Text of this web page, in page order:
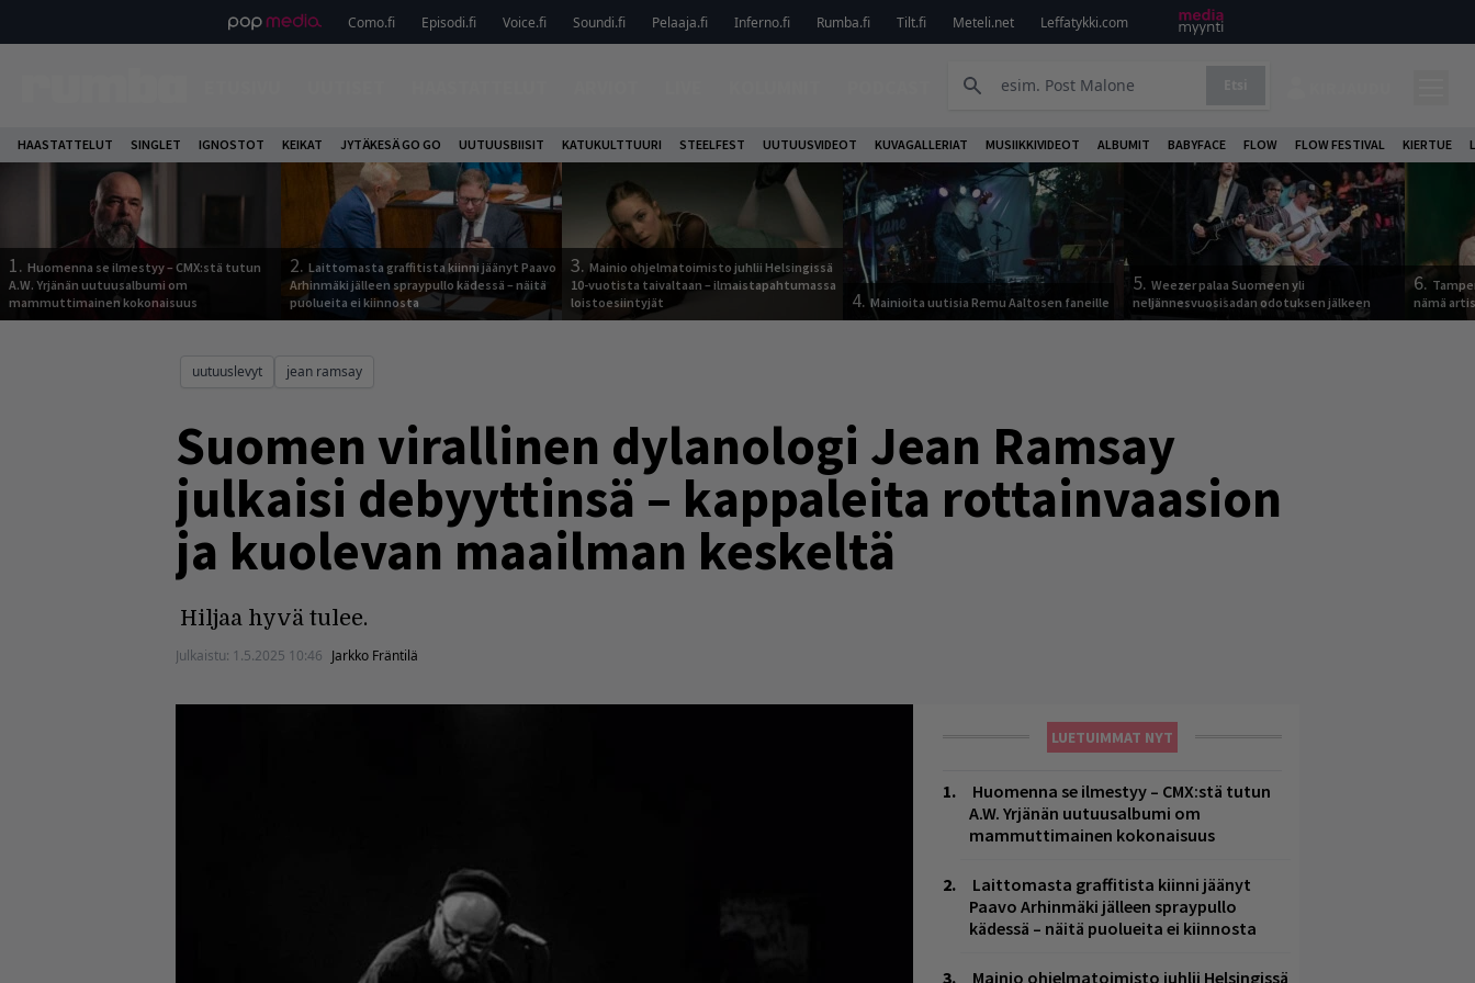
Como.fi Episodi.fi Voice.fi Soundi.fi Pelaaja.fi Inferno.fi Rumba.fi Tilt.fi Meteli.net Leffatykki.com
HAASTATTELUT SINGLET IGNOSTOT KEIKAT JYTÄKESÄ GO GO UUTUUSBIISIT KATUKULTTUURI STEELFEST UUTUUSVIDEOT KUVAGALLERIAT MUSIIKKIVIDEOT ALBUMIT BABYFACE FLOW FLOW FESTIVAL KIERTUE
1. Huomenna se ilmestyy – CMX:stä tutun
A.W. Yrjänän uutuusalbumi om
mammuttimainen kokonaisuus
2. Laittomasta graffitista kiinni jäänyt Paavo
Arhinmäki jälleen spraypullo kädessä – näitä
puolueita ei kiinnosta
3. Mainio ohjelmatoimisto juhlii Helsingissä
10-vuotista taivaltaan – ilmaistapahtumassa
loistoesiintyjät
4.Mainioita uutisia Remu Aaltosen faneille
5. Weezer palaa Suomeen yli
neljännesvuosisadan odotuksen jälkeen
6.
nämä
uutuuslevyt jean ramsay
Suomen virallinen dylanologi Jean Ramsay
julkaisi debyyttinsä – kappaleita rottainvaasion
ja kuolevan maailman keskeltä
Hiljaa hyvä tulee.
Julkaistu: 1.5.2025 10:46 Jarkko Fräntilä
LUETUIMMAT NYT
Huomenna se ilmestyy – CMX:stä tutun
A.W. Yrjänän uutuusalbumi om
mammuttimainen kokonaisuus
Laittomasta graffitista kiinni jäänyt
Paavo Arhinmäki jälleen spraypullo
kädessä – näitä puolueita ei kiinnosta
Mainio ohjelmatoimisto juhlii Helsingissä